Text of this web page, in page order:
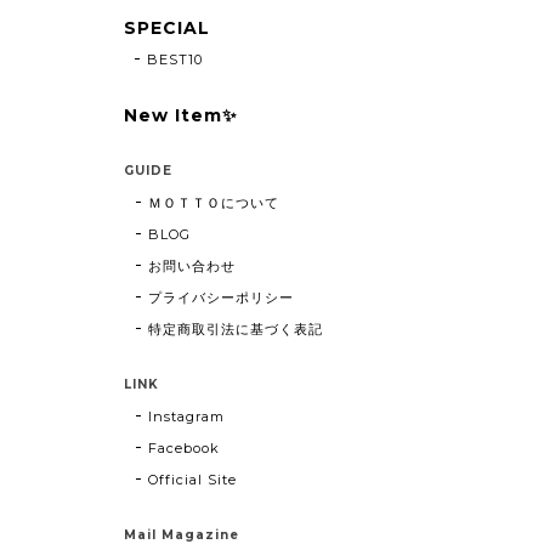
SPECIAL
BEST10
New Item✨
GUIDE
ＭＯＴＴＯについて
BLOG
お問い合わせ
プライバシーポリシー
特定商取引法に基づく表記
LINK
Instagram
Facebook
Official Site
Mail Magazine